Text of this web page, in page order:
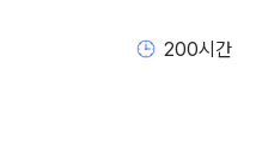
200시간